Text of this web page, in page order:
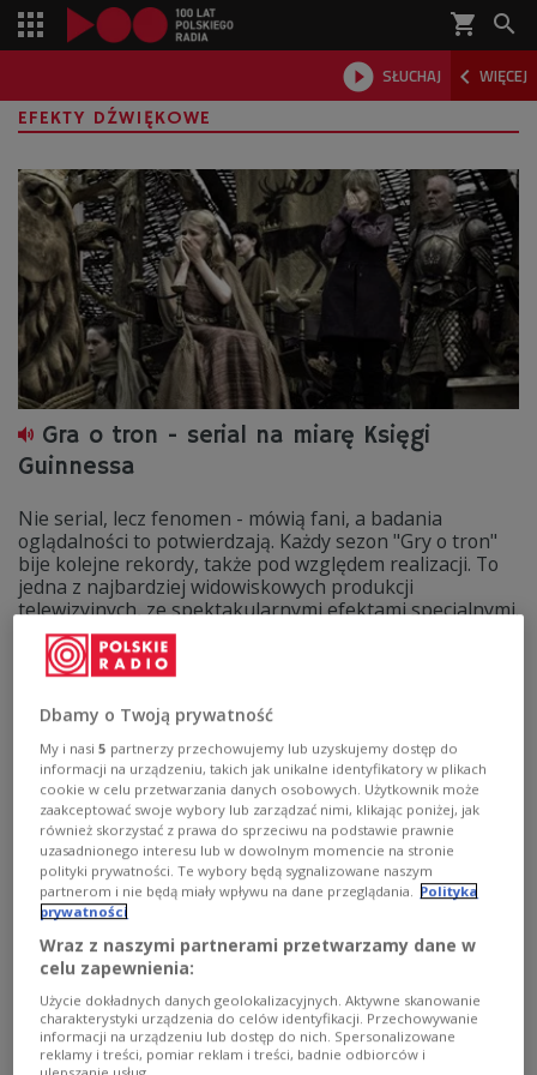
shopping_cart 
 SŁUCHAJ  WIĘCEJ

EFEKTY DŹWIĘKOWE
Gra o tron - serial na miarę Księgi
Guinnessa
Nie serial, lecz fenomen - mówią fani, a badania
oglądalności to potwierdzają. Każdy sezon "Gry o tron"
bije kolejne rekordy, także pod względem realizacji. To
jedna z najbardziej widowiskowych produkcji
telewizyjnych, ze spektakularnymi efektami specjalnymi.
Zobacz więcej na temat:
technologie
Truman Show - jak zbudowano schody do
nieba?
Kiedy Peter Weir zatrudniał do swojego filmu Jima
Dbamy o Twoją prywatność
My i nasi5 partnerzy przechowujemy lub uzyskujemy dostęp do
informacji na urządzeniu, takich jak unikalne identyfikatory w plikach
cookie w celu przetwarzania danych osobowych. Użytkownik może
zaakceptować swoje wybory lub zarządzać nimi, klikając poniżej, jak
również skorzystać z prawa do sprzeciwu na podstawie prawnie
uzasadnionego interesu lub w dowolnym momencie na stronie
polityki prywatności. Te wybory będą sygnalizowane naszym
partnerom i nie będą miały wpływu na dane przeglądania. Polityka
prywatności
Wraz z naszymi partnerami przetwarzamy dane w
celu zapewnienia:
Użycie dokładnych danych geolokalizacyjnych. Aktywne skanowanie
charakterystyki urządzenia do celów identyfikacji. Przechowywanie
informacji na urządzeniu lub dostęp do nich. Spersonalizowane
reklamy i treści, pomiar reklam i treści, badnie odbiorców i